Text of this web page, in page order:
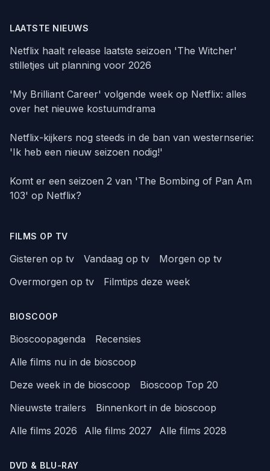
LAATSTE NIEUWS
Netflix haalt release laatste seizoen 'The Witcher'
stilletjes uit planning voor 2026
'My Brilliant Career' volgende week op Netflix: alles
over het nieuwe kostuumdrama
Netflix-kijkers nog steeds in de ban van westernserie:
'Ik heb een nieuw seizoen nodig!'
Komt er een seizoen 2 van 'The Bombing of Pan Am
103' op Netflix?
FILMS OP TV
Gisteren op tv Vandaag op tv
Morgen op tv
Overmorgen op tv
Filmtips deze week
BIOSCOOP
Bioscoopagenda
Recensies
Alle films nu in de bioscoop
Deze week in de bioscoop
Bioscoop Top 20
Nieuwste trailers
Binnenkort in de bioscoop
Alle films 2026
Alle films 2027 Alle films 2028
DVD & BLU-RAY